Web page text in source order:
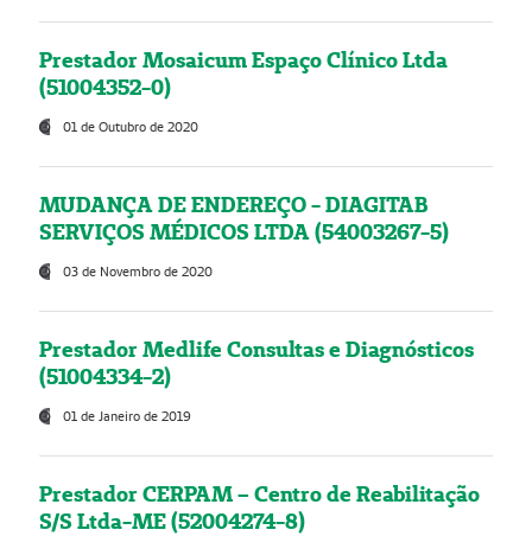
Prestador Mosaicum Espaço Clínico Ltda
(51004352-0)
01 de Outubro de 2020
MUDANÇA DE ENDEREÇO - DIAGITAB
SERVIÇOS MÉDICOS LTDA (54003267-5)
03 de Novembro de 2020
Prestador Medlife Consultas e Diagnósticos
(51004334-2)
01 de Janeiro de 2019
Prestador CERPAM – Centro de Reabilitação
S/S Ltda-ME (52004274-8)